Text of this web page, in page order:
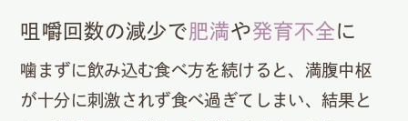
咀嚼回数の減少で肥満や発育不全に
噛まずに飲み込む食べ方を続けると、満腹中枢
が十分に刺激されず食べ過ぎてしまい、結果と